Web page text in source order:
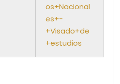
os+Nacional
es+-
+Visado+de
+estudios